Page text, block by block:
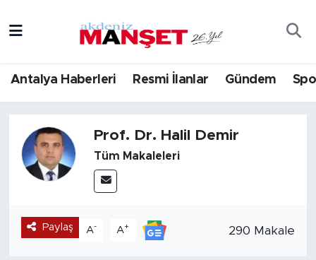
Antalya Haberleri Resmi İlanlar Gündem
Prof. Dr. Halil Demir
Tüm Makaleleri
Paylaş A- A+ 290 Makale
Bilim & Teknoloji
Eğitim
Ekonomi
Gündem
Antalya Hava Durumu
Antalya Namaz Vakitleri
Antalya Trafik Yoğunluk Haritası
Tüm Manşetler